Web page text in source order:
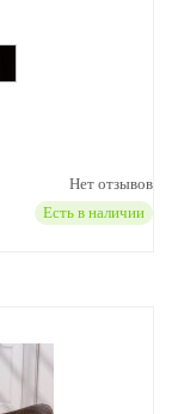
Нет отзывов
Есть в наличии